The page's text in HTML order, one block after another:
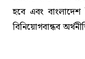
হবে এবং
বিনিয়োগবান্ধব